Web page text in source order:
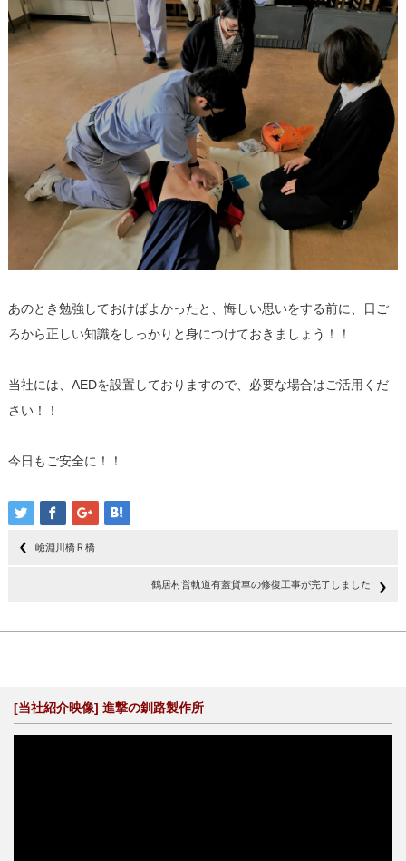
あのとき勉強しておけばよかったと、悔しい思いをする前に、日ご
ろから正しい知識をしっかりと身につけておきましょう！！
当社には、AEDを設置しておりますので、必要な場合はご活用くだ
さい！！
今日もご安全に！！
嶮淵川橋Ｒ橋
鶴居村営軌道有蓋貨車の修復工事が完了しました
[当社紹介映像] 進撃の釧路製作所